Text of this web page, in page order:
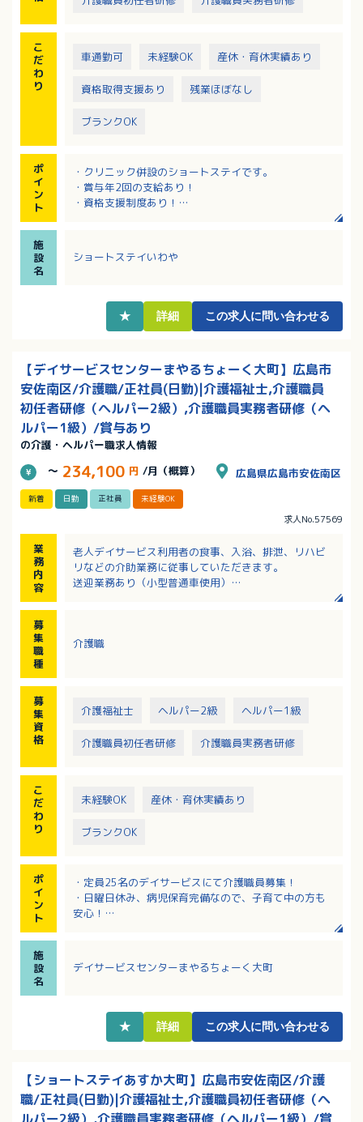
こ
だ
わ
り
車通勤可 未経験OK 産休・育休実績あり
資格取得支援あり 残業ほぼなし
ブランクOK
ポ
イ
ン
ト
・クリニック併設のショートステイです。
・賞与年2回の支給あり！
・資格支援制度あり！
施
設
名
ショートステイいわや
★ 詳細 この求人に問い合わせる
【デイサービスセンターまやるちょーく大町】広島市
安佐南区/介護職/正社員(日勤)|介護福祉士,介護職員
初任者研修（ヘルパー2級）,介護職員実務者研修（ヘ
ルパー1級）/賞与あり
の介護・ヘルパー職求人情報
～ 234,100 円 /月（概算） 広島県広島市安佐南区
新着 日勤 正社員 未経験OK
求人No.57569
業
務
内
容
老人デイサービス利用者の食事、入浴、排泄、リハビ
リなどの介助業務に従事していただきます。
送迎業務あり（小型普通車使用）
ど）
12：30 口腔ケア、昼休憩
13：40 プログラム（脳トレ、将棋など）
14：30 トイレ休憩、お茶休憩
15：30 プログラム終了
募
集
職
種
介護職
募
集
資
格
介護福祉士 ヘルパー2級 ヘルパー1級
介護職員初任者研修 介護職員実務者研修
こ
だ
わ
り
未経験OK 産休・育休実績あり
ブランクOK
ポ
イ
ン
ト
・定員25名のデイサービスにて介護職員募集！
・日曜日休み、病児保育完備なので、子育て中の方も
安心！
・最寄り駅からも徒歩1分とアクセス良好です！
施
設
名
デイサービスセンターまやるちょーく大町
★ 詳細 この求人に問い合わせる
【ショートステイあすか大町】広島市安佐南区/介護
職/正社員(日勤)|介護福祉士,介護職員初任者研修（ヘ